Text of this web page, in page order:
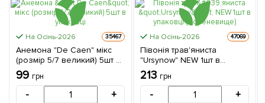
На Осінь-2026 35467
Анемона "De Caen" мікс
(розмір 5/7 великий) 5шт в
упаковці
99 грн
- +
На Осінь-2026 47069
Півонія трав'яниста
"Ursynow" NEW 1шт в
упаковці (Кореневище)
213 грн
- +